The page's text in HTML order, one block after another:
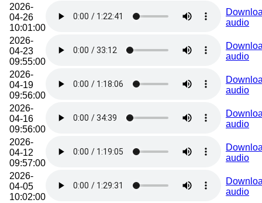
2026-
04-26
10:01:00
audio
2026-
04-23
09:55:00
audio
2026-
04-19
09:56:00
audio
2026-
04-16
09:56:00
audio
2026-
04-12
09:57:00
audio
2026-
04-05
10:02:00
audio